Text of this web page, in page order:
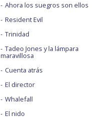
Ahora los suegros son ellos
Resident Evil
Trinidad
Tadeo Jones y la lámpara
maravillosa
Cuenta atrás
El director
Whalefall
El nido